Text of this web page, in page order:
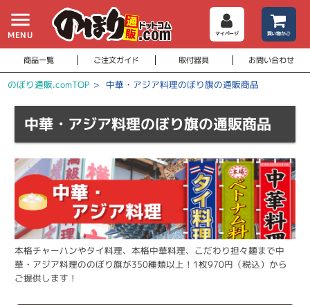
menu
MENU マイページ 買い物かご
商品一覧 ご注文ガイド 取付器具 お問い合わせ
のぼり通販.comTOP > 中華・アジア料理のぼり旗の通販商品
中華・アジア料理のぼり旗の通販商品
本格チャーハンやタイ料理、本格中華料理、こだわり担々麺まで中
華・アジア料理ののぼり旗が350種類以上！1枚970円（税込）から
ご提供します！